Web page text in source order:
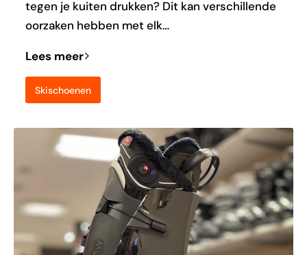
tegen je kuiten drukken? Dit kan verschillende
oorzaken hebben met elk…
Lees meer
Skischoenen